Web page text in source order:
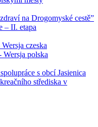
na Drogomyské cestě”
– II. etapa
czeska
Wersja polska
s obcí Jasienica
střediska v